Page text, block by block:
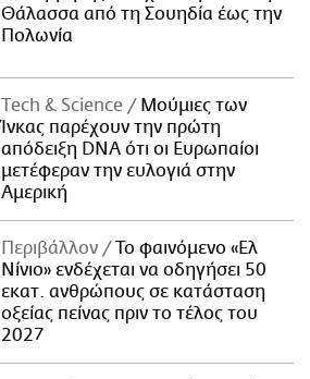
Θάλασσα από τη Σουηδία έως την
Πολωνία
Τech & Science
Μούμιες των
Ίνκας παρέχουν την πρώτη
απόδειξη DNA ότι οι Ευρωπαίοι
μετέφεραν την ευλογιά στην
Αμερική
Περιβάλλον
Το φαινόμενο «Ελ
Νίνιο» ενδέχεται να οδηγήσει 50
εκατ. ανθρώπους σε κατάσταση
οξείας πείνας πριν το τέλος του
2027